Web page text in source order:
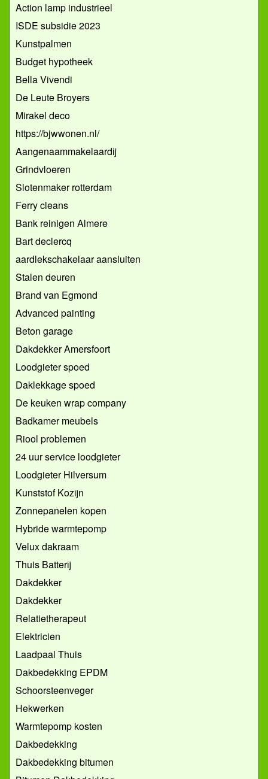
Action lamp industrieel
ISDE subsidie 2023
Kunstpalmen
Budget hypotheek
Bella Vivendi
De Leute Broyers
Mirakel deco
https://bjwwonen.nl/
Aangenaammakelaardij
Grindvloeren
Slotenmaker rotterdam
Ferry cleans
Bank reinigen Almere
Bart declercq
aardlekschakelaar aansluiten
Stalen deuren
Brand van Egmond
Advanced painting
Beton garage
Dakdekker Amersfoort
Loodgieter spoed
Daklekkage spoed
De keuken wrap company
Badkamer meubels
Riool problemen
24 uur service loodgieter
Loodgieter Hilversum
Kunststof Kozijn
Zonnepanelen kopen
Hybride warmtepomp
Velux dakraam
Thuis Batterij
Dakdekker
Dakdekker
Relatietherapeut
Elektricien
Laadpaal Thuis
Dakbedekking EPDM
Schoorsteenveger
Hekwerken
Warmtepomp kosten
Dakbedekking
Dakbedekking bitumen